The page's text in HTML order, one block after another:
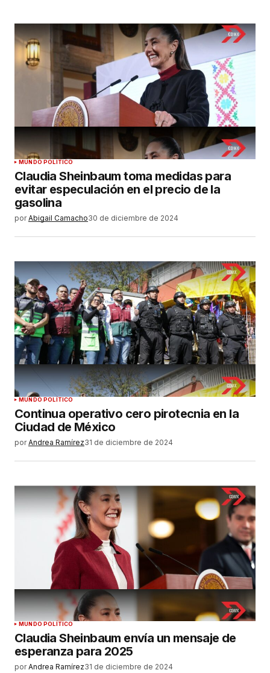
MUNDO POLÍTICO
Claudia Sheinbaum toma medidas para
evitar especulación en el precio de la
gasolina
por Abigail Camacho30 de diciembre de 2024
MUNDO POLÍTICO
Continua operativo cero pirotecnia en la
Ciudad de México
por Andrea Ramírez31 de diciembre de 2024
MUNDO POLÍTICO
Claudia Sheinbaum envía un mensaje de
esperanza para 2025
por Andrea Ramírez31 de diciembre de 2024